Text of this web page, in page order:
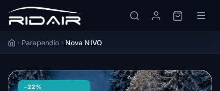
AccueilParapendio Nova NIVO
-22%